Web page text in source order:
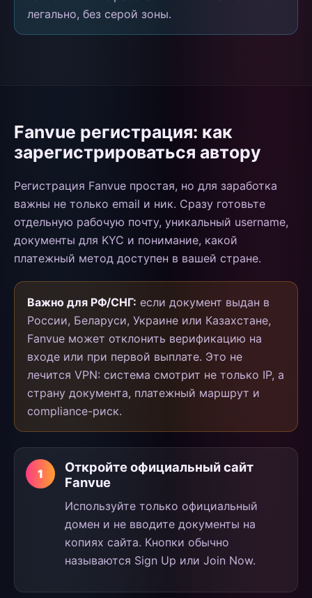
легально, без серой зоны.
Fanvue регистрация: как
зарегистрироваться автору
Регистрация Fanvue простая, но для заработка
важны не только email и ник. Сразу готовьте
отдельную рабочую почту, уникальный username,
документы для KYC и понимание, какой
платежный метод доступен в вашей стране.
Важно для РФ/СНГ: если документ выдан в
России, Беларуси, Украине или Казахстане,
Fanvue может отклонить верификацию на
входе или при первой выплате. Это не
лечится VPN: система смотрит не только IP, а
страну документа, платежный маршрут и
compliance-риск.
Откройте официальный сайт
Fanvue
Используйте только официальный
домен и не вводите документы на
копиях сайта. Кнопки обычно
называются Sign Up или Join Now.